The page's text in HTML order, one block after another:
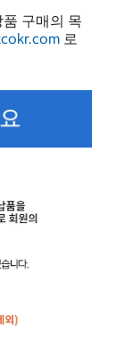
구매의 목
로